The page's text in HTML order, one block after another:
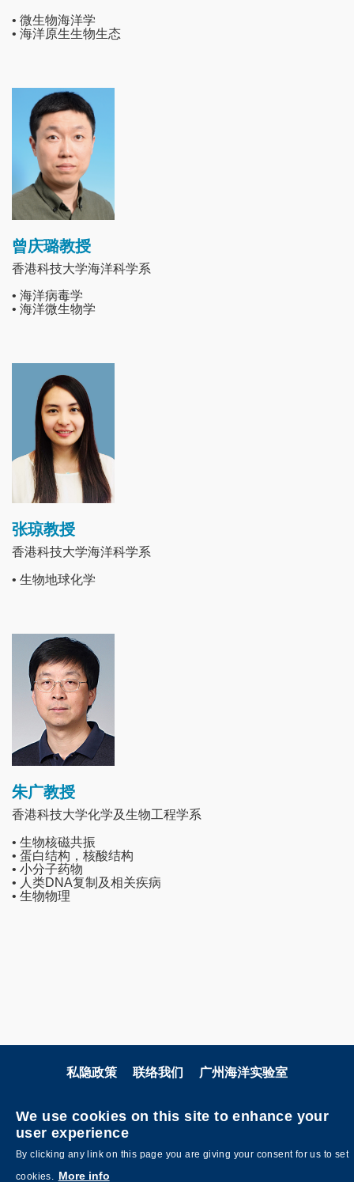
• 微生物海洋学
• 海洋原生生物生态
Image
曾庆璐教授
香港科技大学海洋科学系
• 海洋病毒学
• 海洋微生物学
Image
张琼教授
香港科技大学海洋科学系
• 生物地球化学
Image
朱广教授
香港科技大学化学及生物工程学系
• 生物核磁共振
• 蛋白结构，核酸结构
• 小分子药物
• 人类DNA复制及相关疾病
• 生物物理
私隐政策 联络我们 广州海洋实验室
We use cookies on this site to enhance your
user experience
By clicking any link on this page you are giving your consent for us to set
cookies.
More info